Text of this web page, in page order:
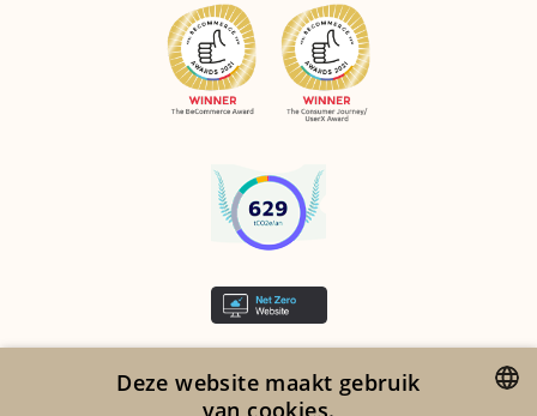
©2026 ORTA
LEGAL NOTICES
Deze website maakt gebruik
van cookies.